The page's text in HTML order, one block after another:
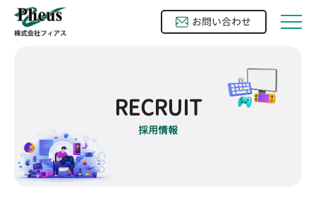
 お問い合わせ
RECRUIT
採用情報